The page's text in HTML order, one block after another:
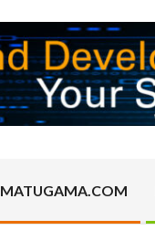
MATUGAMA.COM